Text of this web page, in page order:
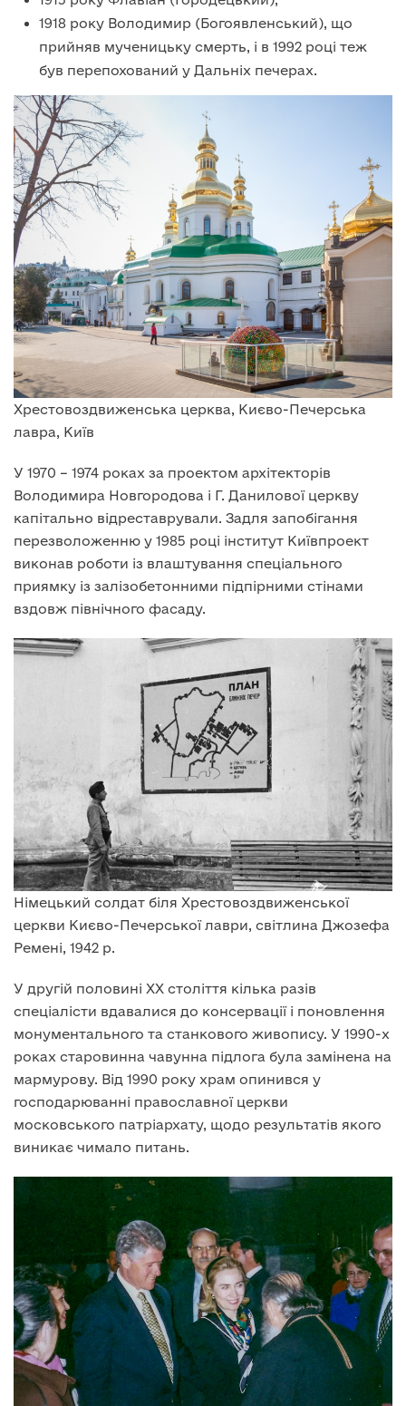
1918 року Володимир (Богоявленський), що
прийняв мученицьку смерть, і в 1992 році теж
був перепохований у Дальніх печерах.
Хрестовоздвиженська церква, Києво-Печерська
лавра, Київ
У 1970 – 1974 роках за проектом архітекторів
Володимира Новгородова і Г. Данилової церкву
капітально відреставрували. Задля запобігання
перезволоженню у 1985 році інститут Київпроект
виконав роботи із влаштування спеціального
приямку із залізобетонними підпірними стінами
вздовж північного фасаду.
Німецький солдат біля Хрестовоздвиженської
церкви Києво-Печерської лаври, світлина Джозефа
Ремені, 1942 р.
У другій половині XX століття кілька разів
спеціалісти вдавалися до консервації і поновлення
монументального та станкового живопису. У 1990-х
роках старовинна чавунна підлога була замінена на
мармурову. Від 1990 року храм опинився у
господарюванні православної церкви
московського патріархату, щодо результатів якого
виникає чимало питань.